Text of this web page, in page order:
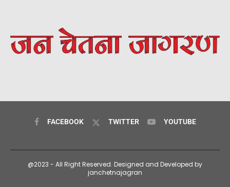
FACEBOOK TWITTER YOUTUBE
@2023 - All Right Reserved. Designed and Developed by
janchetnajagran